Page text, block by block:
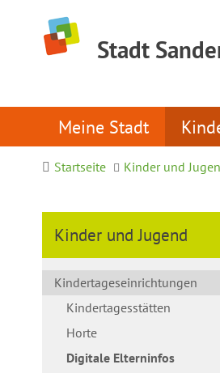
Stadt
Meine Stadt
Startseite Kinder und
Kinder und Jugend
Kindertageseinrichtungen
Kindertagesstätten
Horte
Digitale Elterninfos